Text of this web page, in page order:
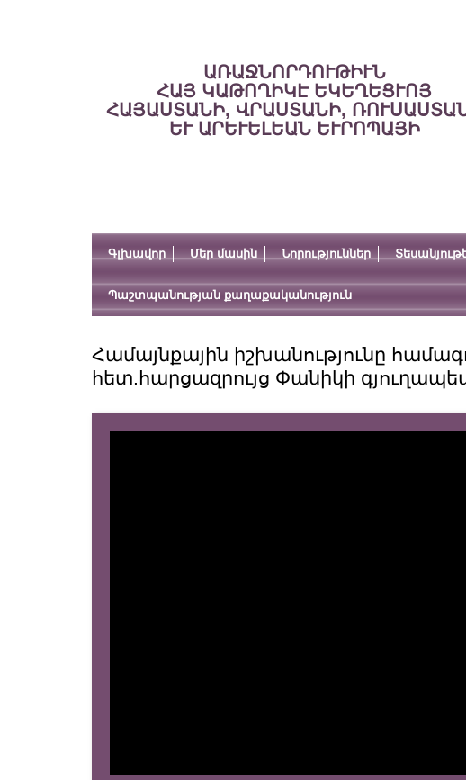
ԱՌԱՋՆՈՐԴՈՒԹԻՒՆ
ՀԱՅ ԿԱԹՈՂԻԿԷ ԵԿԵՂԵՑՒՈՅ
ՀԱՅԱՍՏԱՆԻ, ՎՐԱՍՏԱՆԻ,
ԵՒ ԱՐԵՒԵԼԵԱՆ ԵՒՐՈՊԱՅԻ
Գլխավոր Մեր մասին Նորություններ
Պաշտպանության քաղաքականություն
Համայնքային իշխանությունը
հետ.հարցազրույց Փանիկի